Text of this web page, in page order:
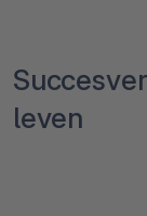
leven